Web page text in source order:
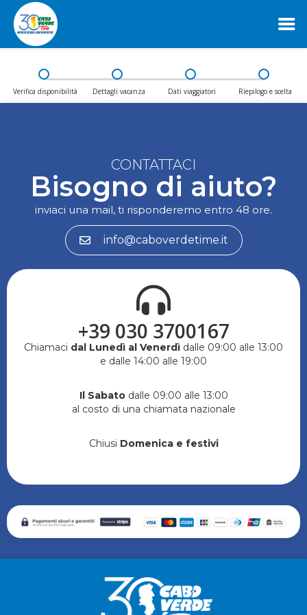
Vai
al
Verifica disponibilità Dettagli vacanza Dati viaggiatori Riepilogo e scelta
CONTATTACI
Bisogno di aiuto?
inviaci una mail, ti risponderemo entro 48 ore.
info@caboverdetime.it
+39 030 3700167
Chiamaci dal Lunedì al Venerdì dalle 09:00 alle 13:00
e dalle 14:00 alle 19:00
Il Sabatodalle 09:00 alle 13:00
al costo di una chiamata nazionale
Chiusi Domenica e festivi